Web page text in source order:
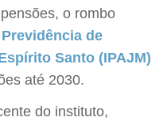
o rombo
de
Santo (IPAJM)
até 2030.
do instituto,